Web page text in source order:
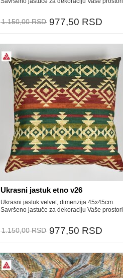
1.150,00 RSD 977,50 RSD
Ukrasni jastuk etno v26
Ukrasni jastuk velvet, dimenzija 45x45cm.
Savršeno jastuče za dekoraciju Vaše prostori
1.150,00 RSD 977,50 RSD